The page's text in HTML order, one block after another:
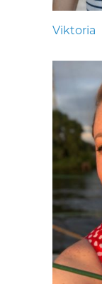
Viktoria